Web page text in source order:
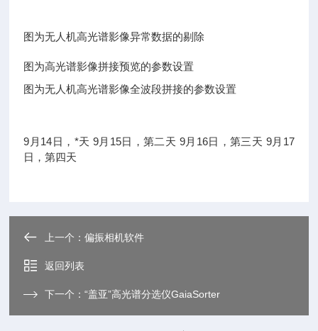
图为无人机高光谱影像异常数据的剔除
图为高光谱影像拼接预览的参数设置
图为无人机高光谱影像全波段拼接的参数设置
9月14日，*天 9月15日，第二天 9月16日，第三天 9月17
日，第四天
上一个：偏振相机软件
返回列表
下一个：“盖亚”高光谱分选仪GaiaSorter